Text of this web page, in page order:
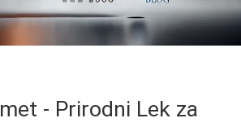
- Prirodni Lek za